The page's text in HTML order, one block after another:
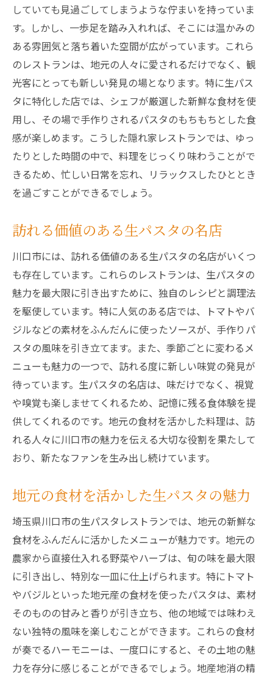
地域密着型の温かいサービス
シェフのこだわりが光る一皿
地元食材を活かしたユニークなメニュー
生パスタの魅力を最大限に引き出す秘訣
観光客必見！川口市で出会う生パスタの名店
観光スポットとしての魅力
川口市のおすすめランチスポット
旅先での忘れられない味体験
観光客に人気の隠れ家レストラン
観光ガイドに載らない名店の紹介
川口市を訪れたら必ず立ち寄りたいレスト
ラン
川口市の生パスタレストランで味わう絶品ラン
チ
ランチタイムに訪れるべき理由
絶品ランチメニューのバリエーション
シェフおすすめの一品を堪能
豊かな食材が彩るランチプレート
ランチタイムの混雑を避けるコツ
川口市のランチスポットを巡る楽しみ
地元素材を活かした川口市の生パスタの魅力
地元食材の豊かさが生かされる理由
新鮮な素材が引き立てる生パスタの味
素材選びにこだわったレストランの特徴
地元農家との協力で実現する美味しさ
季節ごとに変わるメニューの魅力
地元産ワインとのペアリングを楽しむ
新たな味覚体験を川口市の生パスタで堪能
初めての生パスタ体験におすすめのメニュ
ー
初心者でも安心の味わい方ガイド
川口市で新しい味覚を発見する旅
食通が絶賛する生パスタの味わい
していても見過ごしてしまうような佇まいを持っていま
す。しかし、一歩足を踏み入れれば、そこには温かみの
ある雰囲気と落ち着いた空間が広がっています。これら
のレストランは、地元の人々に愛されるだけでなく、観
光客にとっても新しい発見の場となります。特に生パス
タに特化した店では、シェフが厳選した新鮮な食材を使
用し、その場で手作りされるパスタのもちもちとした食
感が楽しめます。こうした隠れ家レストランでは、ゆっ
たりとした時間の中で、料理をじっくり味わうことがで
きるため、忙しい日常を忘れ、リラックスしたひととき
を過ごすことができるでしょう。
訪れる価値のある生パスタの名店
川口市には、訪れる価値のある生パスタの名店がいくつ
も存在しています。これらのレストランは、生パスタの
魅力を最大限に引き出すために、独自のレシピと調理法
を駆使しています。特に人気のある店では、トマトやバ
ジルなどの素材をふんだんに使ったソースが、手作りパ
スタの風味を引き立てます。また、季節ごとに変わるメ
ニューも魅力の一つで、訪れる度に新しい味覚の発見が
待っています。生パスタの名店は、味だけでなく、視覚
や嗅覚も楽しませてくれるため、記憶に残る食体験を提
供してくれるのです。地元の食材を活かした料理は、訪
れる人々に川口市の魅力を伝える大切な役割を果たして
おり、新たなファンを生み出し続けています。
地元の食材を活かした生パスタの魅力
埼玉県川口市の生パスタレストランでは、地元の新鮮な
食材をふんだんに活かしたメニューが魅力です。地元の
農家から直接仕入れる野菜やハーブは、旬の味を最大限
に引き出し、特別な一皿に仕上げられます。特にトマト
やバジルといった地元産の食材を使ったパスタは、素材
そのものの甘みと香りが引き立ち、他の地域では味わえ
ない独特の風味を楽しむことができます。これらの食材
が奏でるハーモニーは、一度口にすると、その土地の魅
力を存分に感じることができるでしょう。地産地消の精